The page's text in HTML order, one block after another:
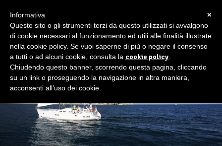
×
Informativa
Questo sito o gli strumenti terzi da questo utilizzati si avvalgono
di cookie necessari al funzionamento ed utili alle finalità illustrate
nella cookie policy. Se vuoi saperne di più o negare il consenso
a tutti o ad alcuni cookie, consulta la cookie policy
Chiudendo questo banner, scorrendo questa pagina, cliccando
su un link o proseguendo la navigazione in altra maniera,
acconsenti all’uso dei cookie.